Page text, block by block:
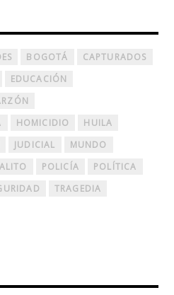
BOGOTÁ
CAPTURADOS
EDUCACIÓN
HOMICIDIO
HUILA
JUDICIAL
MUNDO
POLICÍA
POLÍTICA
TRAGEDIA